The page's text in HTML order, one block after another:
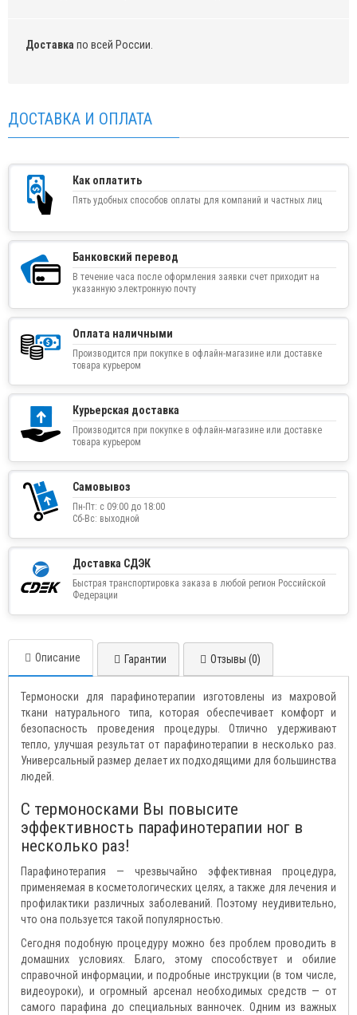
Доставка по всей России.
ДОСТАВКА И ОПЛАТА
Как оплатить
Пять удобных способов оплаты для компаний и частных лиц
Банковский перевод
В течение часа после оформления заявки счет приходит на
указанную электронную почту
Оплата наличными
Производится при покупке в офлайн-магазине или доставке
товара курьером
Курьерская доставка
Производится при покупке в офлайн-магазине или доставке
товара курьером
Самовывоз
Пн-Пт: с 09:00 до 18:00
Сб-Вс: выходной
Доставка СДЭК
Быстрая транспортировка заказа в любой регион Российской
Федерации
Описание Гарантии Отзывы (0)
Термоноски для парафинотерапии изготовлены из махровой
ткани натурального типа, которая обеспечивает комфорт и
безопасность проведения процедуры. Отлично удерживают
тепло, улучшая результат от парафинотерапии в несколько раз.
Универсальный размер делает их подходящими для большинства
людей.
С термоносками Вы повысите
эффективность парафинотерапии ног в
несколько раз!
Парафинотерапия — чрезвычайно эффективная процедура,
применяемая в косметологических целях, а также для лечения и
профилактики различных заболеваний. Поэтому неудивительно,
что она пользуется такой популярностью.
Сегодня подобную процедуру можно без проблем проводить в
домашних условиях. Благо, этому способствует и обилие
справочной информации, и подробные инструкции (в том числе,
видеоуроки), и огромный арсенал необходимых средств — от
самого парафина до специальных ванночек. Одним из важных